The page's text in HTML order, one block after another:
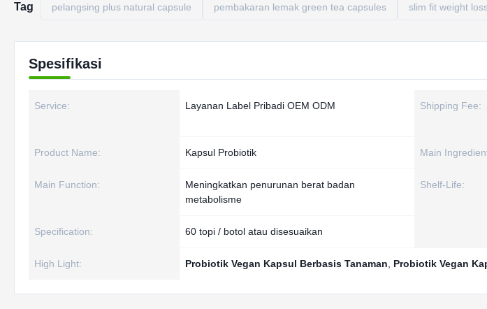
Tag pelangsing plus natural capsule pembakaran lemak green tea capsules slim fit weight
Spesifikasi
Service: Layanan Label Pribadi OEM ODM Shipping Fee:
Product Name: Kapsul Probiotik Main
Main Function:
Meningkatkan penurunan berat badan
metabolisme
Shelf-Life:
Specification: 60 topi / botol atau disesuaikan
High Light: Probiotik Vegan Kapsul Berbasis Tanaman Probiotik Vegan